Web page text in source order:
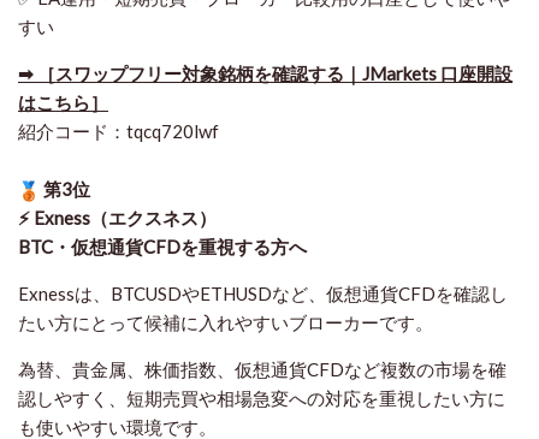
すい
➡ ［スワップフリー対象銘柄を確認する｜JMarkets 口座開設
はこちら］
紹介コード：tqcq720lwf
第3位
⚡ Exness（エクスネス）
BTC・仮想通貨CFDを重視する方へ
Exnessは、BTCUSDやETHUSDなど、仮想通貨CFDを確認し
たい方にとって候補に入れやすいブローカーです。
為替、貴金属、株価指数、仮想通貨CFDなど複数の市場を確
認しやすく、短期売買や相場急変への対応を重視したい方に
も使いやすい環境です。